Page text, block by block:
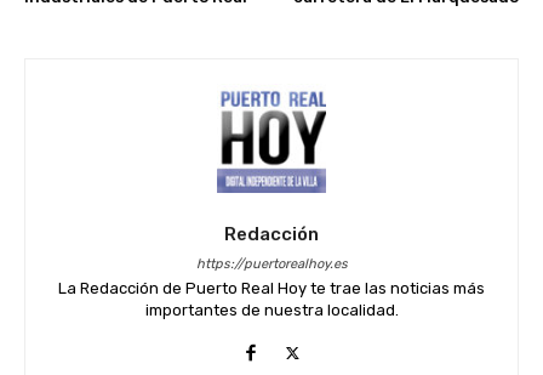
Redacción
https://puertorealhoy.es
La Redacción de Puerto Real Hoy te trae las noticias más
importantes de nuestra localidad.